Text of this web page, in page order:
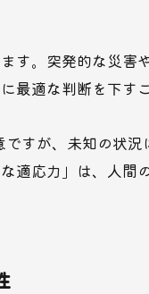
す。突発的な災害
最適な判断を下す
すが、未知の状況
適応力」は、人間